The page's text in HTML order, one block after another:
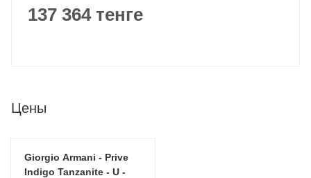
137 364 тенге
Цены
Giorgio Armani - Prive
Indigo Tanzanite - U -